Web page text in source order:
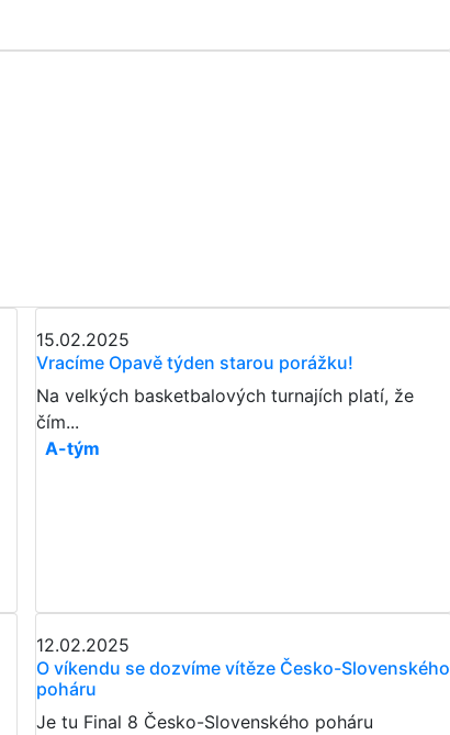
15.02.2025
Vracíme Opavě týden starou porážku!
Na velkých basketbalových turnajích platí, že
čím...
A-tým
12.02.2025
O víkendu se dozvíme vítěze Česko-Slovenského
poháru
Je tu Final 8 Česko-Slovenského poháru